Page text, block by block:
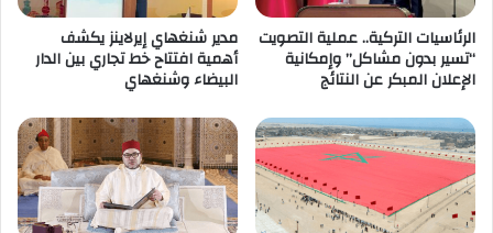
الرئاسيات التركية.. عملية التصويت
“تسير بدون مشاكل” وإمكانية
الإعلان المبكر عن النتائج
مدير شنغهاي إيرلاينز يكشف
أهمية افتتاح خط تجاري بين الدار
البيضاء وشنغهاي